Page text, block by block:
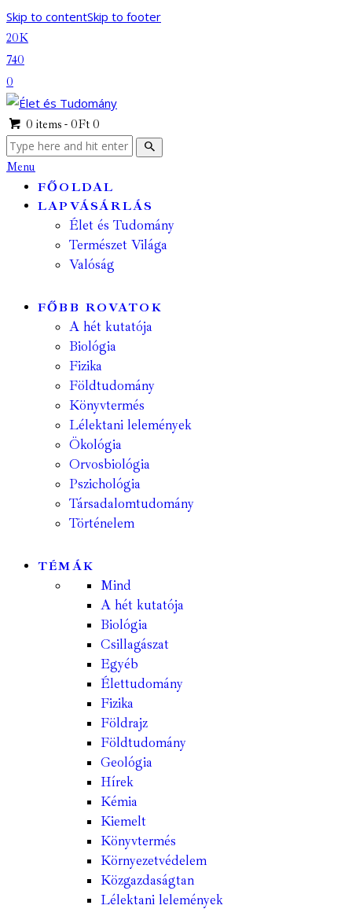
Skip to contentSkip to footer
20K
740
0
0 items - 0Ft 0
Menu
FŐOLDAL
LAPVÁSÁRLÁS
Élet és Tudomány
Természet Világa
Valóság
FŐBB ROVATOK
A hét kutatója
Biológia
Fizika
Földtudomány
Könyvtermés
Lélektani lelemények
Ökológia
Orvosbiológia
Pszichológia
Társadalomtudomány
Történelem
TÉMÁK
Mind
A hét kutatója
Biológia
Csillagászat
Egyéb
Élettudomány
Fizika
Földrajz
Földtudomány
Geológia
Hírek
Kémia
Kiemelt
Könyvtermés
Környezetvédelem
Közgazdaságtan
Lélektani lelemények